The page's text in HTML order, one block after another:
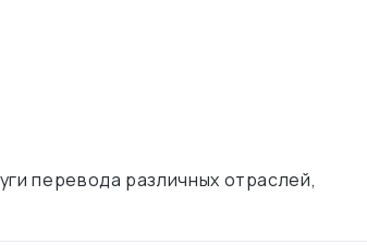
перевода различных отраслей,